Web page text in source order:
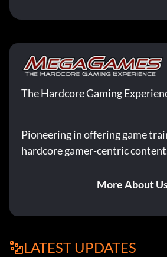
The Hardcore Gaming
Pioneering in offering game
hardcore gamer-centric
More About
LATEST UPDATES